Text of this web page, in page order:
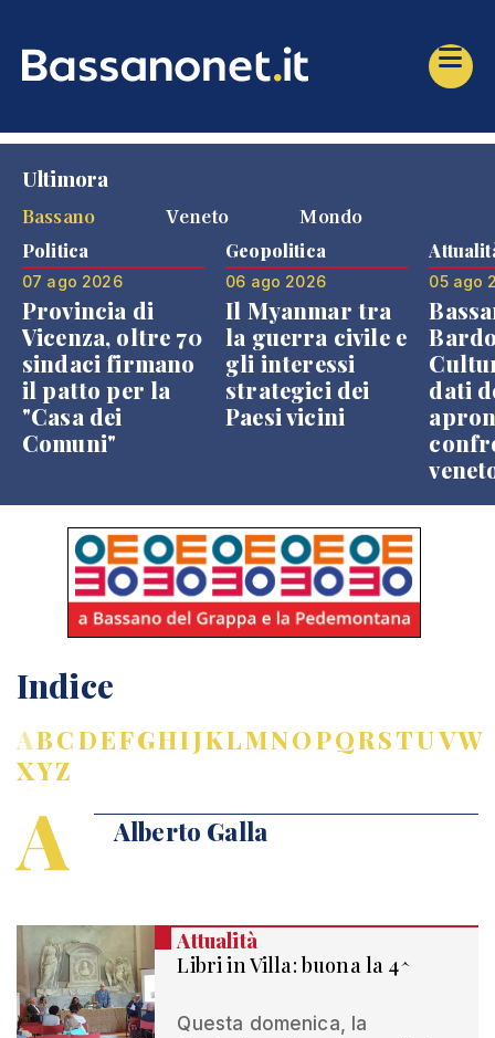
Ultimora
Bassano
Veneto Mondo
Politica
07 ago 2026
Provincia di
Vicenza, oltre 70
sindaci firmano
il patto per la
"Casa dei
Comuni"
Geopolitica
06 ago 2026
Il Myanmar tra
la guerra civile e
gli interessi
strategici dei
Paesi vicini
05 ago
dati
Indice
ABCDEFGHIJKLMNOPQRSTUVW
XYZ
A Alberto Galla
Attualità
Libri in Villa: buona la 4^
Questa domenica, la